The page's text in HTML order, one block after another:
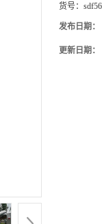
货号： sdf56
发布日期：
更新日期：